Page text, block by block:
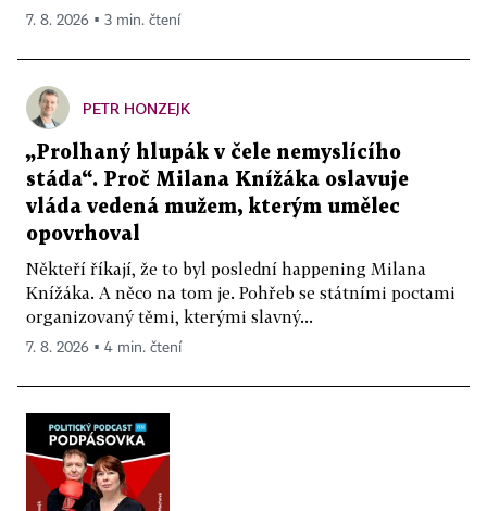
7. 8. 2026 ▪ 3 min. čtení
PETR HONZEJK
„Prolhaný hlupák v čele nemyslícího
stáda“. Proč Milana Knížáka oslavuje
vláda vedená mužem, kterým umělec
opovrhoval
Někteří říkají, že to byl poslední happening Milana
Knížáka. A něco na tom je. Pohřeb se státními poctami
organizovaný těmi, kterými slavný...
7. 8. 2026 ▪ 4 min. čtení